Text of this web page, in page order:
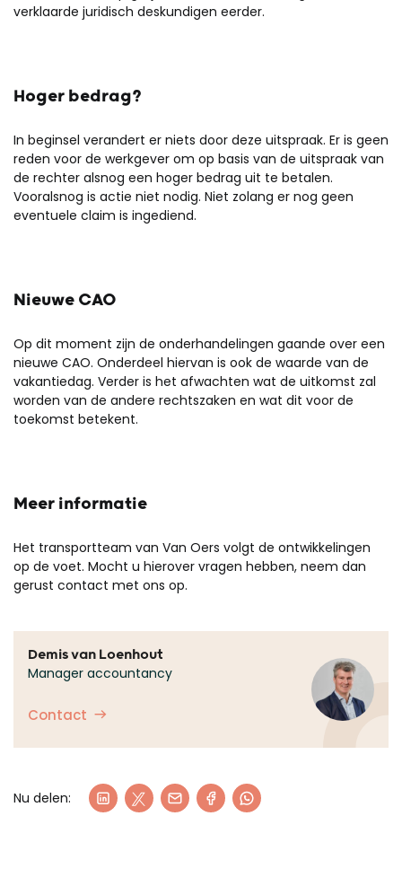
verklaarde juridisch deskundigen eerder.
Hoger bedrag?
In beginsel verandert er niets door deze uitspraak. Er is geen
reden voor de werkgever om op basis van de uitspraak van
de rechter alsnog een hoger bedrag uit te betalen.
Vooralsnog is actie niet nodig. Niet zolang er nog geen
eventuele claim is ingediend.
Nieuwe CAO
Op dit moment zijn de onderhandelingen gaande over een
nieuwe CAO. Onderdeel hiervan is ook de waarde van de
vakantiedag. Verder is het afwachten wat de uitkomst zal
worden van de andere rechtszaken en wat dit voor de
toekomst betekent.
Meer informatie
Het transportteam van Van Oers volgt de ontwikkelingen
op de voet. Mocht u hierover vragen hebben, neem dan
gerust contact met ons op.
Demis van Loenhout
Manager accountancy
Contact
Nu delen: